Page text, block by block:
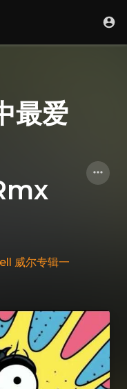
最爱
威尔专辑一